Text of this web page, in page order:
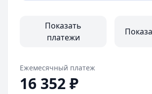
Показать
платежи
Ежемесячный платеж
16 352₽